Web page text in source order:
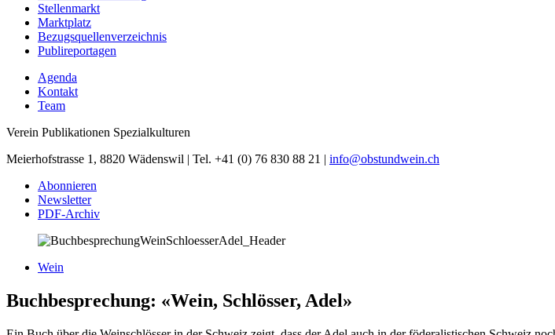
Stellenmarkt
Marktplatz
Bezugsquellenverzeichnis
Publireportagen
Agenda
Kontakt
Team
Verein Publikationen Spezialkulturen
Meierhofstrasse 1, 8820 Wädenswil | Tel. +41 (0) 76 830 88 21 | info@obstundwein.ch
Abonnieren
Newsletter
PDF-Archiv
Wein
Buchbesprechung: «Wein, Schlösser, Adel»